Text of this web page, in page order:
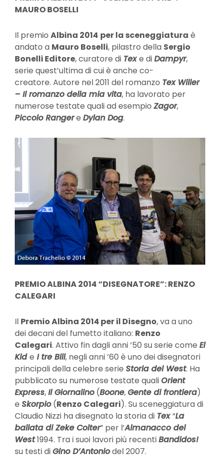
MAURO BOSELLI
Il premio Albina 2014 per la sceneggiatura è
andato a Mauro Boselli, pilastro della Sergio
Bonelli Editore, curatore di Tex e diDampyr,
serie quest’ultima di cui è anche co-
creatore. Autore nel 2011 del romanzo Tex Willer
– Il romanzo della mia vita, ha lavorato per
numerose testate quali ad esempio Zagor,
Piccolo Rangere Dylan Dog.
PREMIO ALBINA 2014 “DISEGNATORE”: RENZO
CALEGARI
Il Premio Albina 2014 per il Disegno, va a uno
dei decani del fumetto italiano: Renzo
Calegari. Attivo fin dagli anni ’50 su serie come El
Kid e I tre Bill, negli anni ’60 è uno dei disegnatori
principali della celebre serie Storia del West. Ha
pubblicato su numerose testate qualiOrient
Express,Il Giornalino(Boone,Gente di frontiera)
e Skorpio(Renzo Calegari). Su sceneggiatura di
Claudio Nizzi ha disegnato la storia di Tex “La
ballata di Zeke Colter” per l’Almanacco del
West1994. Tra i suoi lavori più recentiBandidos!
su testi diGino D’Antoniodel 2007.